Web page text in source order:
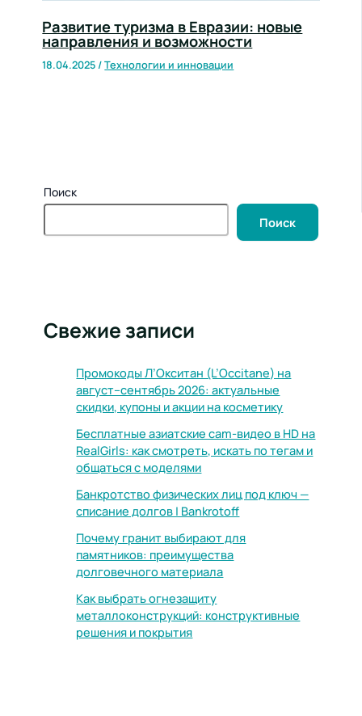
Развитие туризма в Евразии: новые
направления и возможности
18.04.2025/Технологии и инновации
Поиск
Поиск
Свежие записи
Промокоды Л’Окситан (L’Occitane) на
август–сентябрь 2026: актуальные
скидки, купоны и акции на косметику
Бесплатные азиатские cam-видео в HD на
RealGirls: как смотреть, искать по тегам и
общаться с моделями
Банкротство физических лиц под ключ —
списание долгов | Bankrotoff
Почему гранит выбирают для
памятников: преимущества
долговечного материала
Как выбрать огнезащиту
металлоконструкций: конструктивные
решения и покрытия